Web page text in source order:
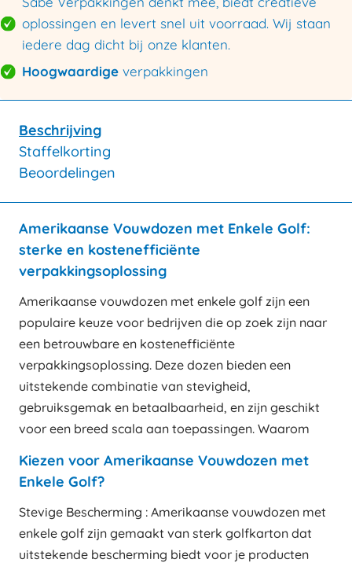
oplossingen en levert snel uit voorraad. Wij staan
iedere dag dicht bij onze klanten.
Hoogwaardige verpakkingen
Beschrijving
Staffelkorting
Beoordelingen
Amerikaanse Vouwdozen met Enkele Golf:
sterke en kostenefficiënte
verpakkingsoplossing
Amerikaanse vouwdozen met enkele golf zijn een
populaire keuze voor bedrijven die op zoek zijn naar
een betrouwbare en kostenefficiënte
verpakkingsoplossing. Deze dozen bieden een
uitstekende combinatie van stevigheid,
gebruiksgemak en betaalbaarheid, en zijn geschikt
voor een breed scala aan toepassingen. Waarom
Kiezen voor Amerikaanse Vouwdozen met
Enkele Golf?
Stevige Bescherming : Amerikaanse vouwdozen met
enkele golf zijn gemaakt van sterk golfkarton dat
uitstekende bescherming biedt voor je producten